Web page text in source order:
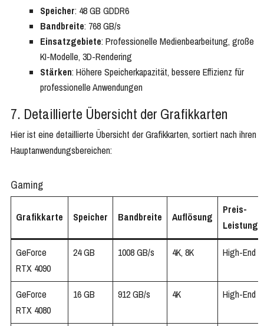
Speicher: 48 GB GDDR6
Bandbreite: 768 GB/s
Einsatzgebiete: Professionelle Medienbearbeitung, große
KI-Modelle, 3D-Rendering
Stärken: Höhere Speicherkapazität, bessere Effizienz für
professionelle Anwendungen
7. Detaillierte Übersicht der Grafikkarten
Hier ist eine detaillierte Übersicht der Grafikkarten, sortiert nach ihren
Hauptanwendungsbereichen:
Gaming
Grafikkarte Speicher Bandbreite Auflösung
Preis-
Leistung
GeForce
RTX 4090
24 GB 1008 GB/s 4K, 8K High-End
GeForce
RTX 4080
16 GB 912 GB/s 4K High-End